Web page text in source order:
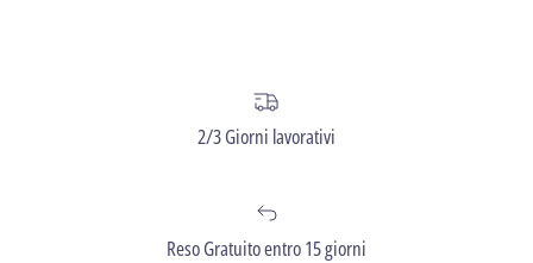
2/3 Giorni lavorativi
Reso Gratuito entro 15 giorni